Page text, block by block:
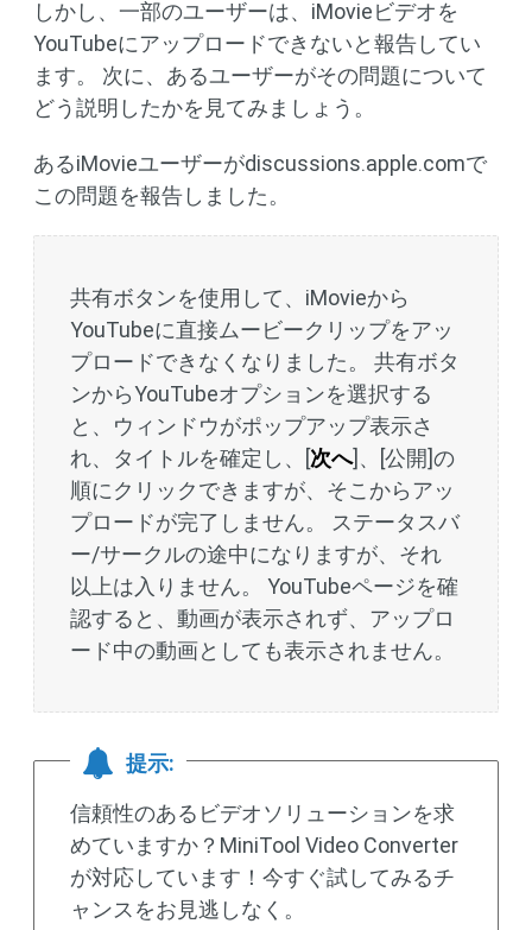
しかし、一部のユーザーは、iMovieビデオを
YouTubeにアップロードできないと報告してい
ます。 次に、あるユーザーがその問題について
どう説明したかを見てみましょう。
あるiMovieユーザーがdiscussions.apple.comで
この問題を報告しました。
共有ボタンを使用して、iMovieから
YouTubeに直接ムービークリップをアッ
プロードできなくなりました。 共有ボタ
ンからYouTubeオプションを選択する
と、ウィンドウがポップアップ表示さ
れ、タイトルを確定し、[次へ]、[公開]の
順にクリックできますが、そこからアッ
プロードが完了しません。 ステータスバ
ー/サークルの途中になりますが、それ
以上は入りません。 YouTubeページを確
認すると、動画が表示されず、アップロ
ード中の動画としても表示されません。
提示:
信頼性のあるビデオソリューションを求
めていますか？MiniTool Video Converter
が対応しています！今すぐ試してみるチ
ャンスをお見逃しなく。